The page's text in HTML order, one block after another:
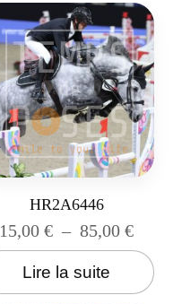
HR2A6446
15,00€ – 85,00€
Lire la suite